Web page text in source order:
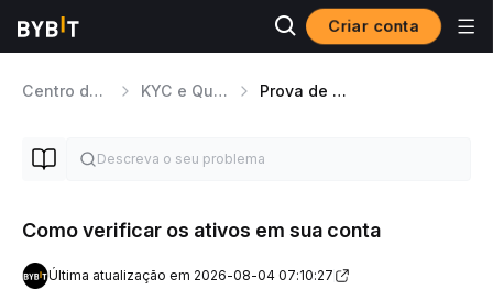
Criar conta
Centro de ajuda KYC e Questões de Segurança Prova de Reservas
Como verificar os ativos em sua conta
Última atualização em 2026-08-04 07:10:27